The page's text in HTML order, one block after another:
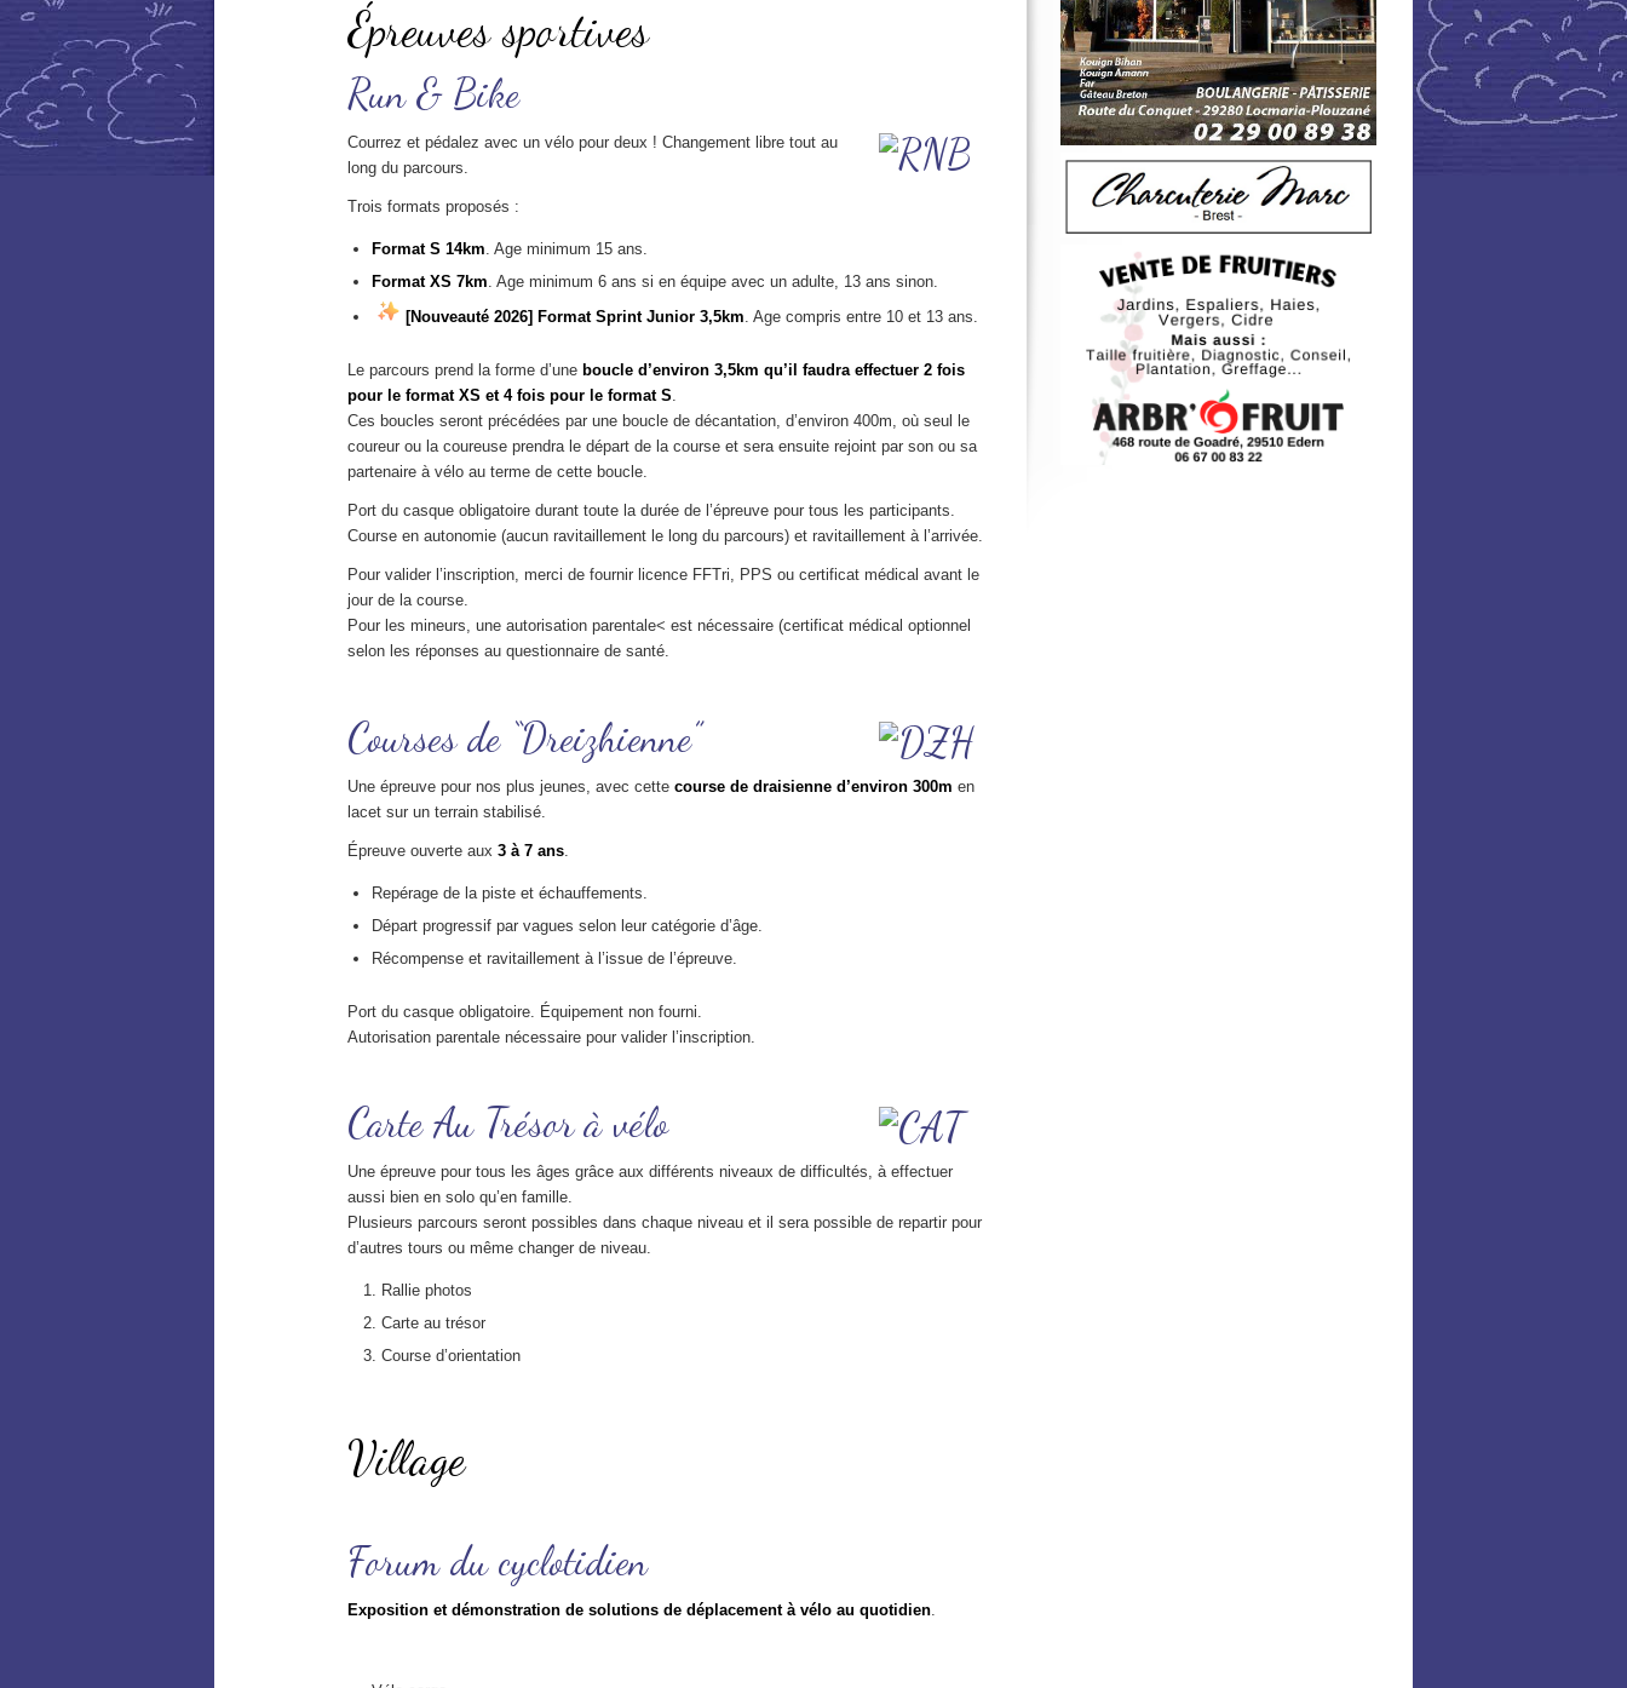
Épreuves sportives
Run & Bike
Courrez et pédalez avec un vélo pour deux ! Changement libre tout au
long du parcours.
Trois formats proposés :
Format S 14km. Age minimum 15 ans.
Format XS 7km. Age minimum 6 ans si en équipe avec un adulte, 13 ans sinon.
[Nouveauté 2026] Format Sprint Junior 3,5km. Age compris entre 10 et 13 ans.
Le parcours prend la forme d’une boucle d’environ 3,5km qu’il faudra effectuer 2 fois
pour le format XS et 4 fois pour le format S.
Ces boucles seront précédées par une boucle de décantation, d’environ 400m, où seul le
coureur ou la coureuse prendra le départ de la course et sera ensuite rejoint par son ou sa
partenaire à vélo au terme de cette boucle.
Port du casque obligatoire durant toute la durée de l’épreuve pour tous les participants.
Course en autonomie (aucun ravitaillement le long du parcours) et ravitaillement à l’arrivée.
Pour valider l’inscription, merci de fournir licence FFTri, PPS ou certificat médical avant le
jour de la course.
Pour les mineurs, une autorisation parentale< est nécessaire (certificat médical optionnel
selon les réponses au questionnaire de santé.
Courses de “Dreizhienne”
Une épreuve pour nos plus jeunes, avec cette course de draisienne d’environ 300m en
lacet sur un terrain stabilisé.
Épreuve ouverte aux 3 à 7 ans
Repérage de la piste et échauffements.
Départ progressif par vagues selon leur catégorie d’âge.
Récompense et ravitaillement à l’issue de l’épreuve.
Port du casque obligatoire. Équipement non fourni.
Autorisation parentale nécessaire pour valider l’inscription.
Carte Au Trésor à vélo
Une épreuve pour tous les âges grâce aux différents niveaux de difficultés, à effectuer
aussi bien en solo qu’en famille.
Plusieurs parcours seront possibles dans chaque niveau et il sera possible de repartir pour
d’autres tours ou même changer de niveau.
Rallie photos
Carte au trésor
Course d’orientation
Village
Forum du cyclotidien
Exposition et démonstration de solutions de déplacement à vélo au quotidien